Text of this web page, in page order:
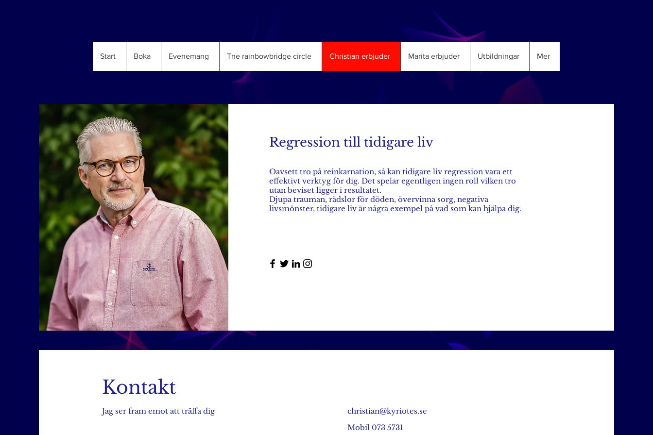
Start Boka Evenemang Tne rainbowbridge circle Christian erbjuder Marita erbjuder Utbildningar Mer
Regression till tidigare liv
Oavsett tro på reinkarnation, så kan tidigare liv regression vara ett
effektivt verktyg för dig. Det spelar egentligen ingen roll vilken tro
utan beviset ligger i resultatet.
Djupa trauman, rädslor för döden, övervinna sorg, negativa
livsmönster, tidigare liv är några exempel på vad som kan hjälpa dig.
Kontakt
Jag ser fram emot att träffa dig
christian@kyriotes.se
Mobil 073 5731